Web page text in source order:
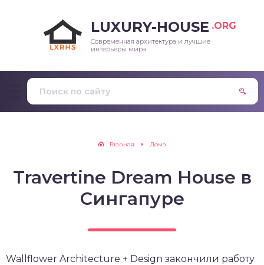
LUXURY-HOUSE .ORG
Современная архитектура и лучшие
интерьеры мира
Главная Дома
Travertine Dream House в
Сингапуре
Wallflower Architecture + Design закончили работу